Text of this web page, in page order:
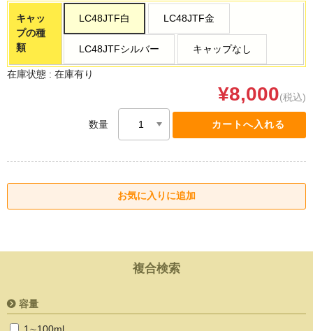
キャッ
プの種
類
LC48JTF白 LC48JTF金
LC48JTFシルバー キャップなし
在庫状態 : 在庫有り
¥8,000(税込)
数量
複合検索
容量
1∼100ml